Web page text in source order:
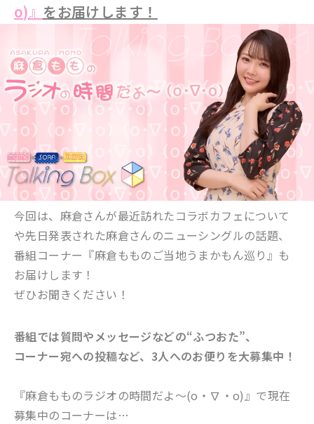
o)』 をお届けします！
今回は、麻倉さんが最近訪れたコラボカフェについて
や先日発表された麻倉さんのニューシングルの話題、
番組コーナー『麻倉もものご当地うまかもん巡り』も
お届けします！
ぜひお聞きください！
番組では質問やメッセージなどの“ふつおた”、
コーナー宛への投稿など、3人へのお便りを大募集中！
『麻倉もものラジオの時間だよ～(o・∇・o) 』で現在
募集中のコーナーは…